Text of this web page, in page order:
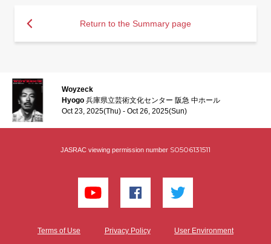
Return to the Summary page
Woyzeck
Hyogo 兵庫県立芸術文化センター 阪急 中ホール
Oct 23, 2025(Thu) - Oct 26, 2025(Sun)
JASRAC viewing permission number S0506131511
Terms of Use Privacy Policy User Environment